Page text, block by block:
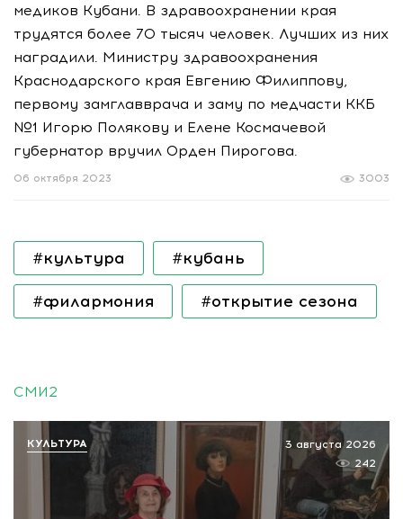
медиков Кубани. В здравоохранении края
трудятся более 70 тысяч человек. Лучших из них
наградили. Министру здравоохранения
Краснодарского края Евгению Филиппову,
первому замглавврача и заму по медчасти ККБ
№1 Игорю Полякову и Елене Космачевой
губернатор вручил Орден Пирогова.
3003
06 октября 2023
#культура #кубань
#филармония #открытие сезона
СМИ2
3 августа 2026
242
КУЛЬТУРА